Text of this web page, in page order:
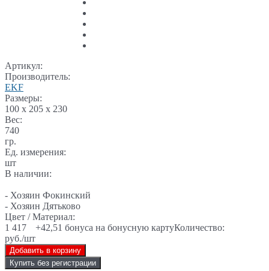
Артикул:
Производитель:
EKF
Размеры:
100 x 205 x 230
Вес:
740
гр.
Ед. измерения:
шт
В наличии:
- Хозяин Фокинский
- Хозяин Дятьково
Цвет / Материал:
1 417
руб./шт
+42,51 бонуса на бонусную картуКоличество:
Добавить в корзину
Купить без регистрации